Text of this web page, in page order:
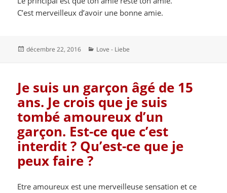
C’est merveilleux d’avoir une bonne amie.
Publié
décembre 22, 2016 Catégories
Love - Liebe
Je suis un garçon âgé de 15
ans. Je crois que je suis
tombé amoureux d’un
garçon. Est-ce que c’est
interdit ? Qu’est-ce que je
peux faire ?
Etre amoureux est une merveilleuse sensation et ce